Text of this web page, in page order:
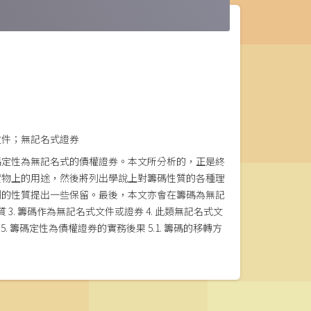
；無記名式證券
性為無記名式的債權證券。本文所分析的，正是終
上的用途，然後將列出學說上對籌碼性質的各種理
性質提出一些保留。最後，本文亦會在籌碼為無記
3. 籌碼作為無記名式文件或證券 4. 此類無記名式文
籌碼定性為債權證券的實務後果 5.1. 籌碼的移轉方